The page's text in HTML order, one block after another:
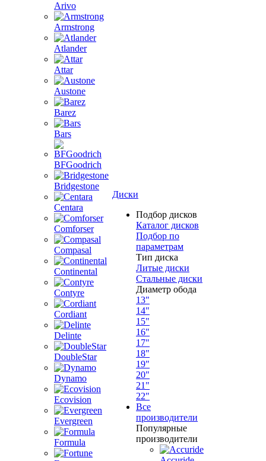
Arivo
Armstrong
Atlander
Attar
Austone
Barez
Bars
BFGoodrich
Bridgestone
Centara
Comforser
Compasal
Continental
Contyre
Cordiant
Delinte
DoubleStar
Dynamo
Ecovision
Evergreen
Formula
Диски
Подбор дисков
Каталог дисков
Подбор по
параметрам
Тип диска
Литые диски
Стальные диски
Диаметр обода
13"
14"
15"
16"
17"
18"
19"
20"
21"
22"
Все
производители
Популярные
производители